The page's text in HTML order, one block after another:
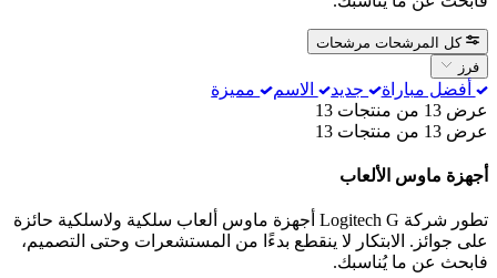
كل المرشحات مرشحات
فرز
أفضل مباراة جديد الاسم
مميزة
عرض 13 من منتجات 13
عرض 13 من منتجات 13
أجهزة ماوس الألعاب
تطور شركة Logitech G أجهزة ماوس ألعاب سلكية ولاسلكية حائزة
على جوائز. الابتكار لا ينقطع بدءًا من المستشعرات وحتى التصميم،
فابحث عن ما يُناسبك.